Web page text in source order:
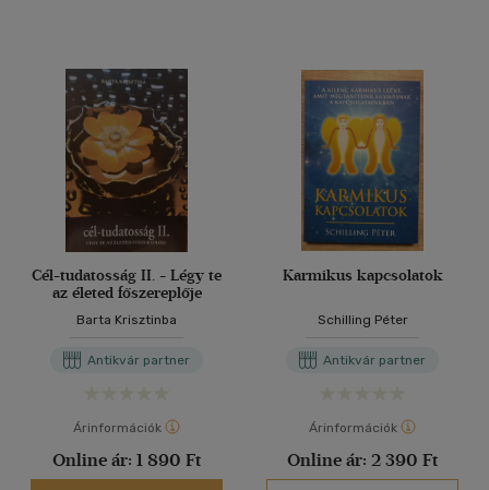
Cél-tudatosság II. - Légy te
az életed főszereplője
Barta Krisztinba
Antikvár partner
Árinformációk
Online ár: 1 890 Ft
Karmikus kapcsolatok
Schilling Péter
Antikvár partner
Árinformációk
Online ár: 2 390 Ft